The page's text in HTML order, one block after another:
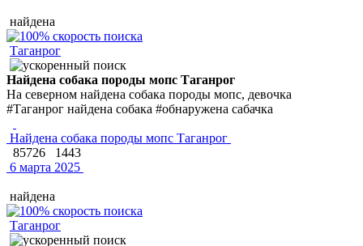
найдена
Таганрог
Найдена собака породы мопс Таганрог
На северном найдена собака породы мопс, девочка
#Таганрог найдена собака #обнаружена сабачка
Найдена собака породы мопс Таганрог
85726
1443
6 марта 2025
найдена
Таганрог